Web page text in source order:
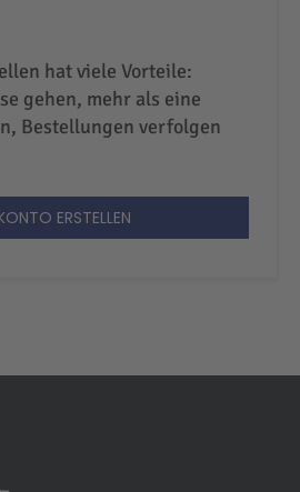
hat viele Vorteile:
gehen, mehr als eine
Bestellungen verfolgen
ERSTELLEN